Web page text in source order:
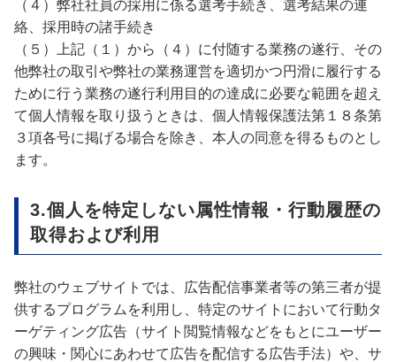
（４） 弊社社員の採用に係る選考手続き、選考結果の連
絡、採用時の諸手続き
（５）
上記（１）から（４）に付随する業務の遂行、その
他弊社の取引や弊社の業務運営を適切かつ円滑に履行する
ために行う業務の遂行利用目的の達成に必要な範囲を超え
て個人情報を取り扱うときは、個人情報保護法第１８条第
３項各号に掲げる場合を除き、本人の同意を得るものとし
ます。
3.個人を特定しない属性情報・行動履歴の
取得および利用
弊社のウェブサイトでは、広告配信事業者等の第三者が提
供するプログラムを利用し、特定のサイトにおいて行動タ
ーゲティング広告（サイト閲覧情報などをもとにユーザー
の興味・関心にあわせて広告を配信する広告手法）や、サ